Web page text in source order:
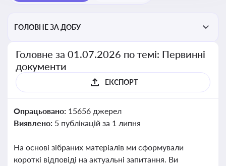
ГОЛОВНЕ ЗА ДОБУ
Головне за 01.07.2026 по темі: Первинні
документи
ЕКСПОРТ
Опрацьовано: 15656 джерел
Виявлено: 5 публікацій за 1 липня
На основі зібраних матеріалів ми сформували
короткі відповіді на актуальні запитання. Ви